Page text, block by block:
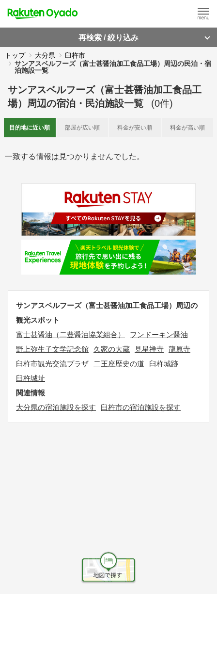
再検索 / 絞り込み
トップ 大分県
臼杵市
サンアスベルフーズ（富士甚醤油加工食品工場）周辺の民泊・宿
泊施設一覧
サンアスベルフーズ（富士甚醤油加工食品工
場）周辺の宿泊・民泊施設一覧 (0件)
目的地に近い順 部屋が広い順 料金が安い順 料金が高い順
一致する情報は見つかりませんでした。
サンアスベルフーズ（富士甚醤油加工食品工場）周辺の
観光スポット
富士甚醤油（二豊醤油協業組合）
フンドーキン醤油
野上弥生子文学記念館
久家の大蔵 見星禅寺 龍原寺
臼杵市観光交流プラザ
二王座歴史の道
臼杵城跡
臼杵城址
関連情報
大分県の宿泊施設を探す
臼杵市の宿泊施設を探す